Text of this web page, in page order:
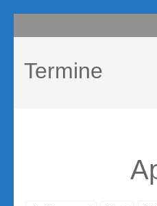
Inhalt
(Enter
drücken)
compurem
Termine